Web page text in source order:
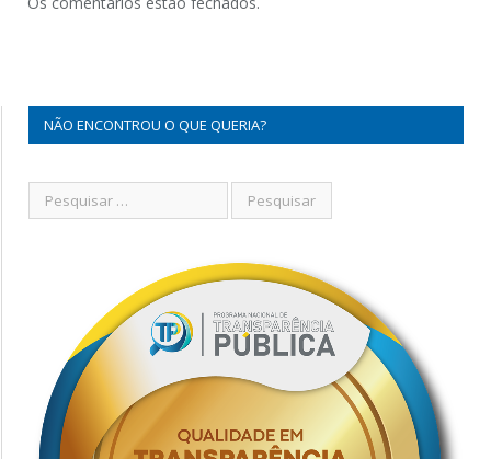
NÃO ENCONTROU O QUE QUERIA?